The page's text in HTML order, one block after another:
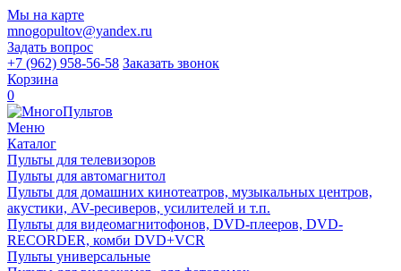
Мы на карте
mnogopultov@yandex.ru
Задать вопрос
+7 (962) 958-56-58 Заказать звонок
Корзина
0
Меню
Каталог
Пульты для телевизоров
Пульты для автомагнитол
Пульты для домашних кинотеатров, музыкальных центров,
акустики, AV-ресиверов, усилителей и т.п.
Пульты для видеомагнитофонов, DVD-плееров, DVD-
RECORDER, комби DVD+VCR
Пульты универсальные